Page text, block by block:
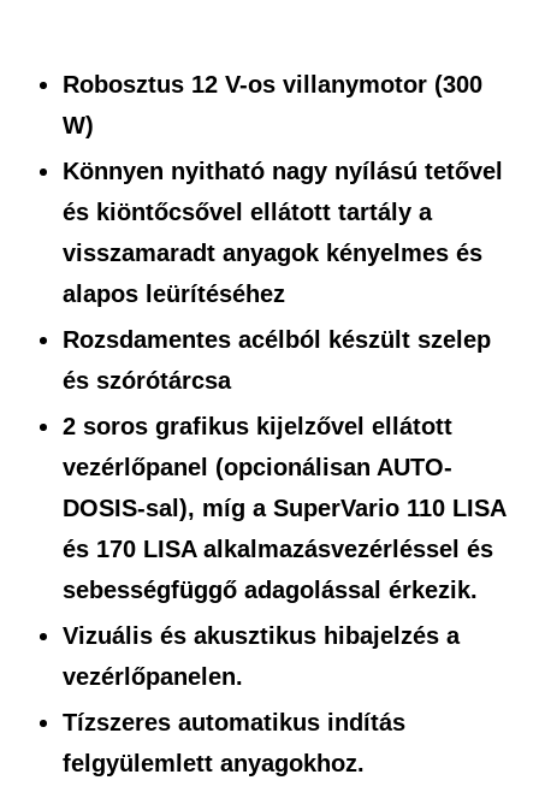
Robosztus 12 V-os villanymotor (300
W)
Könnyen nyitható nagy nyílású tetővel
és kiöntőcsővel ellátott tartály a
visszamaradt anyagok kényelmes és
alapos leürítéséhez
Rozsdamentes acélból készült szelep
és szórótárcsa
2 soros grafikus kijelzővel ellátott
vezérlőpanel (opcionálisan AUTO-
DOSIS-sal), míg a SuperVario 110 LISA
és 170 LISA alkalmazásvezérléssel és
sebességfüggő adagolással érkezik.
Vizuális és akusztikus hibajelzés a
vezérlőpanelen.
Tízszeres automatikus indítás
felgyülemlett anyagokhoz.